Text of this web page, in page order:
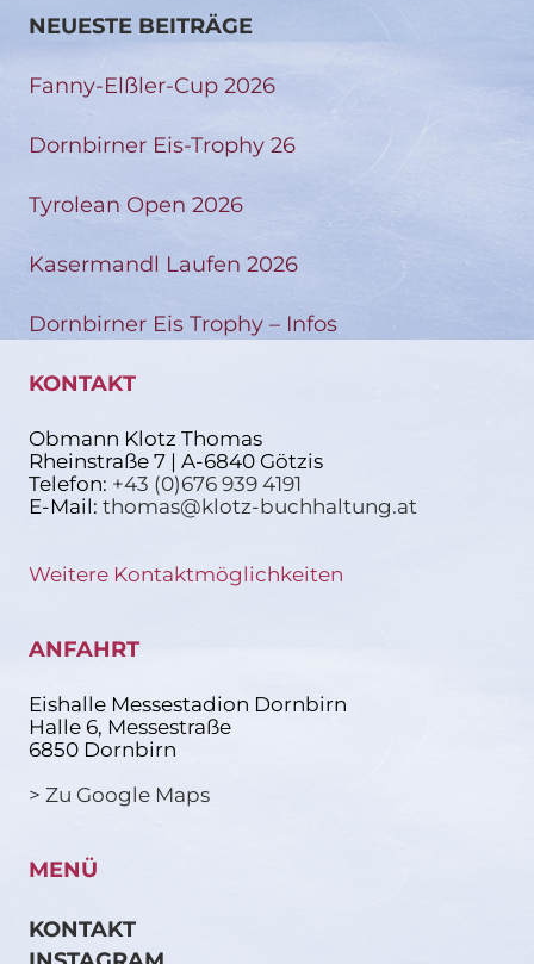
NEUESTE BEITRÄGE
Fanny-Elßler-Cup 2026
Dornbirner Eis-Trophy 26
Tyrolean Open 2026
Kasermandl Laufen 2026
Dornbirner Eis Trophy – Infos
KONTAKT
Obmann Klotz Thomas
Rheinstraße 7 | A-6840 Götzis
Telefon: +43 (0)676 939 4191
E-Mail: thomas@klotz-buchhaltung.at
Weitere Kontaktmöglichkeiten
ANFAHRT
Eishalle Messestadion Dornbirn
Halle 6, Messestraße
6850 Dornbirn
> Zu Google Maps
MENÜ
KONTAKT